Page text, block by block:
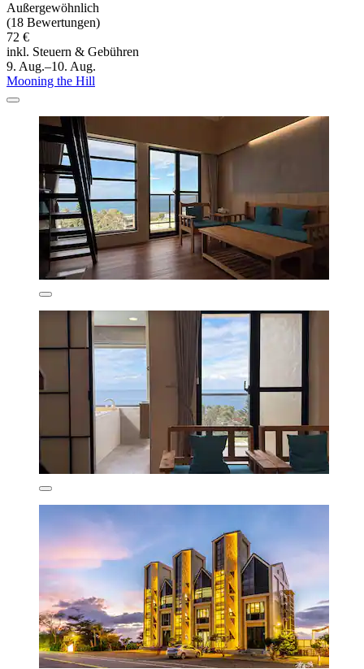
Außergewöhnlich
(18 Bewertungen)
72 €
inkl. Steuern & Gebühren
9. Aug.–10. Aug.
Mooning the Hill